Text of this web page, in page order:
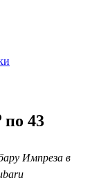
43
Импреза в